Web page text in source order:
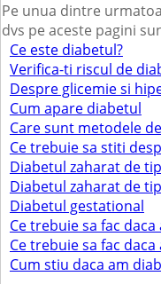
Pe unua dintre
dvs pe aceste pagini
Ce este diabetul?
Verifica-ti riscul de
Despre glicemie si
Cum apare diabetul
Care sunt metodele
Ce trebuie sa stiti
Diabetul zaharat de
Diabetul zaharat de
Diabetul gestational
Ce trebuie sa fac
Ce trebuie sa fac
Cum stiu daca am